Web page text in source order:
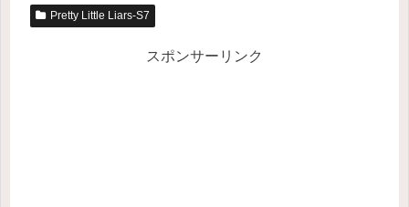
Pretty Little Liars-S7
スポンサーリンク